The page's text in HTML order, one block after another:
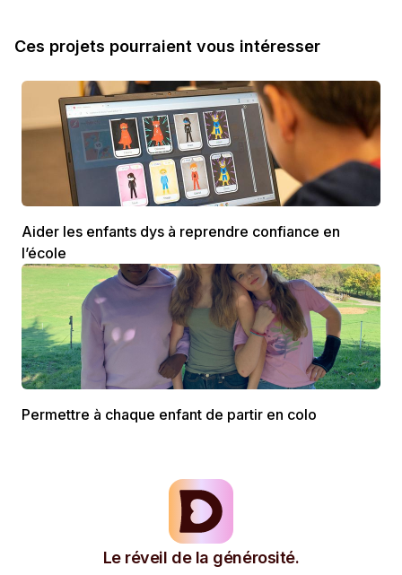
Ces projets pourraient vous intéresser
Aider les enfants dys à reprendre confiance en
l’école
Permettre à chaque enfant de partir en colo
Le réveil de la générosité.